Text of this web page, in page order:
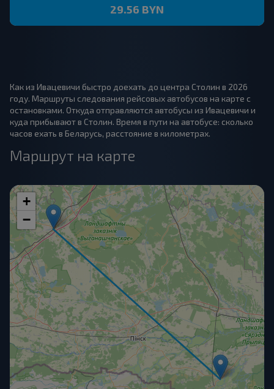
29.56 BYN
Как из Ивацевичи быстро доехать до центра Столин в 2026
году. Маршруты следования рейсовых автобусов на карте с
остановками. Откуда отправляются автобусы из Ивацевичи и
куда прибывают в Столин. Время в пути на автобусе: сколько
часов ехать в Беларусь, расстояние в километрах.
Маршрут на карте
+
−